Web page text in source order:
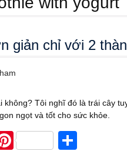
giản chỉ với 2
không? Tôi nghĩ đó là trái cây
ngọt và tốt cho sức khỏe.
Pi